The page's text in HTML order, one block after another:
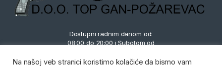
Dostupni radnim danom od:
08:00 do 20:00 i Subotom od
Imate pitanje?
Na našoj veb stranici koristimo kolačiće da bismo vam